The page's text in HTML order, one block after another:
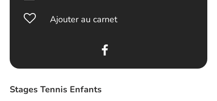
Stages Tennis Enfants
Ajouter au carnet